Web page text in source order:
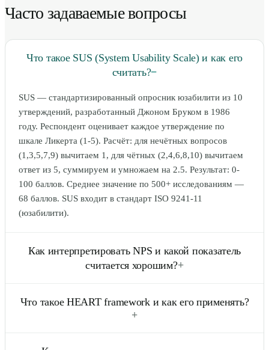
Часто задаваемые вопросы
Что такое SUS (System Usability Scale) и как его
считать?−
SUS — стандартизированный опросник юзабилити из 10
утверждений, разработанный Джоном Бруком в 1986
году. Респондент оценивает каждое утверждение по
шкале Ликерта (1-5). Расчёт: для нечётных вопросов
(1,3,5,7,9) вычитаем 1, для чётных (2,4,6,8,10) вычитаем
ответ из 5, суммируем и умножаем на 2.5. Результат: 0-
100 баллов. Среднее значение по 500+ исследованиям —
68 баллов. SUS входит в стандарт ISO 9241-11
(юзабилити).
Как интерпретировать NPS и какой показатель
считается хорошим?+
от Bain & Company. Один вопрос: «Насколько вероятно,
что вы порекомендуете нас?» (0-10). Промоутеры (9-10),
Что такое HEART framework и как его применять?
+